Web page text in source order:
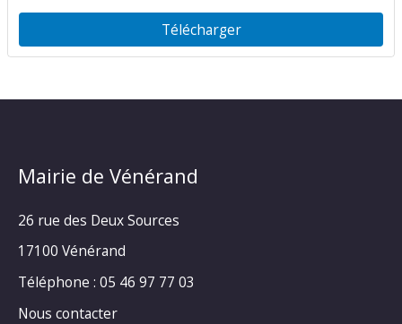
Télécharger
Mairie de Vénérand
26 rue des Deux Sources
17100 Vénérand
Téléphone : 05 46 97 77 03
Nous contacter